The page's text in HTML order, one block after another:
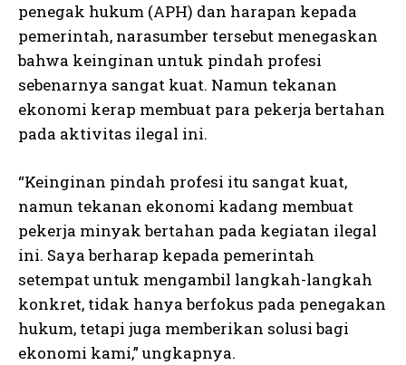
penegak hukum (APH) dan harapan kepada
pemerintah, narasumber tersebut menegaskan
bahwa keinginan untuk pindah profesi
sebenarnya sangat kuat. Namun tekanan
ekonomi kerap membuat para pekerja bertahan
pada aktivitas ilegal ini.
“Keinginan pindah profesi itu sangat kuat,
namun tekanan ekonomi kadang membuat
pekerja minyak bertahan pada kegiatan ilegal
ini. Saya berharap kepada pemerintah
setempat untuk mengambil langkah-langkah
konkret, tidak hanya berfokus pada penegakan
hukum, tetapi juga memberikan solusi bagi
ekonomi kami,” ungkapnya.